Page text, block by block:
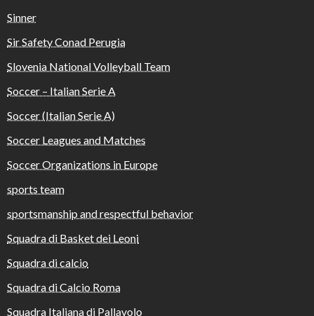
Sinner
Sir Safety Conad Perugia
Slovenia National Volleyball Team
Soccer – Italian Serie A
Soccer (Italian Serie A)
Soccer Leagues and Matches
Soccer Organizations in Europe
sports team
sportsmanship and respectful behavior
Squadra di Basket dei Leoni
Squadra di calcio
Squadra di Calcio Roma
Squadra Italiana di Pallavolo